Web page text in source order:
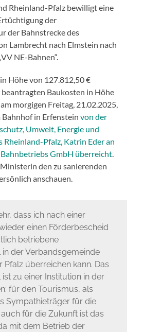
Rheinland-Pfalz bewilligt eine
der
der Bahnstrecke des
Lambrecht nach Elmstein nach
NE-Bahnen“.
Höhe von 127.812,50 €
Baukosten in Höhe
morgigen Freitag, 21.02.2025,
Bahnhof in Erfensteinvon der
Umwelt, Energie und
Rheinland-Pfalz, Katrin Eder an
GmbH überreicht
den zu sanierenden
anschauen.
dass ich nach einer
einen Förderbescheid
betriebene
der Verbandsgemeinde
Pfalz überreichen kann. Das
zu einer Institution in der
für den Tourismus, als
Sympathieträger für die
für die Zukunft ist das
mit dem Betrieb der